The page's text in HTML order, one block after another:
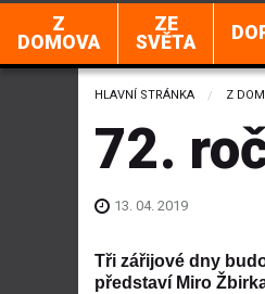
Z
DOMOVA
ZE
SVĚTA
HLAVNÍ STRÁNKA Z
72.
13. 04. 2019
Tři zářijové dny
představí Miro